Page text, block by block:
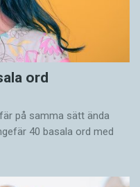
ord
på samma sätt ända
40 basala ord med